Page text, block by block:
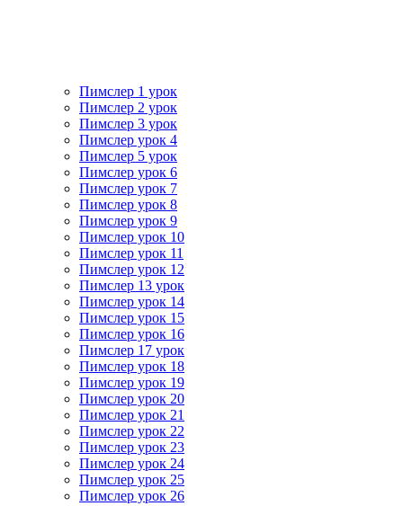
Пимслер 1 урок
Пимслер 2 урок
Пимслер 3 урок
Пимслер урок 4
Пимслер 5 урок
Пимслер урок 6
Пимслер урок 7
Пимслер урок 8
Пимслер урок 9
Пимслер урок 10
Пимслер урок 11
Пимслер урок 12
Пимслер 13 урок
Пимслер урок 14
Пимслер урок 15
Пимслер урок 16
Пимслер 17 урок
Пимслер урок 18
Пимслер урок 19
Пимслер урок 20
Пимслер урок 21
Пимслер урок 22
Пимслер урок 23
Пимслер урок 24
Пимслер урок 25
Пимслер урок 26